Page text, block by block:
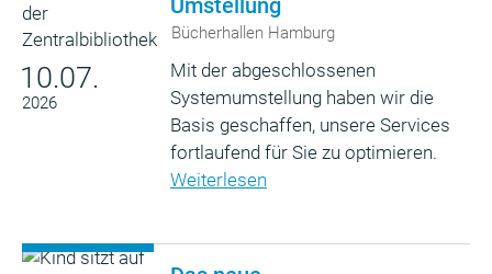
10.07.
2026
Umstellung
Bücherhallen Hamburg
Mit der abgeschlossenen
Systemumstellung haben wir die
Basis geschaffen, unsere Services
fortlaufend für Sie zu optimieren.
Weiterlesen